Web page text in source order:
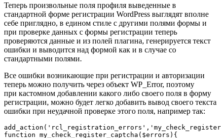
Теперь произвольные поля профиля выведенные в
стандартной форме регистрации WordPress выглядят вполне
себе приглядно, в едином стиле с другими полями формы и
при проверке данных с формы регистрации теперь
проверяются данные и из полей плагина, генерируется текст
ошибки и выводится над формой как и в случае со
стандартными полями.
Все ошибки возникающие при регистрации и авторизации
теперь можно получить через объект WP_Error, поэтому
при кастомном добавлении какого либо своего поля в форму
регистрации, можно будет легко добавить вывод своего текста
ошибки при неудачной проверке этого поля, например так:
function my_check_register_captcha($errors){